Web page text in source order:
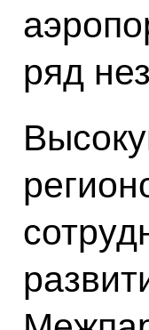
ряд